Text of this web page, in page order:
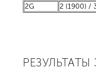
2G
2 (1900) /